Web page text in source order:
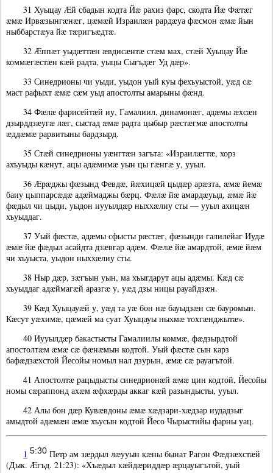
31 Хуыцау Æй сбадын кодта Йæ рахиз фарс, скодта Йæ Фæтæг
æмæ Ирвæзынгæнæг, цæмæй Израилæн рардæуа фæсмон æмæ йын
ныббарстæуа йæ тæригъæдтæ.
32 Æппæт уыдæттæн æвдисæнтæ стæм мах, стæй Хуыцау Йæ
коммæгæстæн кæй радта, уыцы Сыгъдæг Уд дæр».
33 Синедрионы чи уыди, уыдон уый куы фехъуыстой, уæд сæ
маст рафыхт æмæ сæм уыд апостолты амарыны фæнд.
34 Фæлæ фарисейтæй иу, Гамалиил, динамонæг, адæмы æхсæн
дзырддзæугæ лæг, сыстад æмæ радта цыбыр рæстæгмæ апостолты
æддæмæ рарвитыны бардзырд.
35 Стæй синедрионы уæнгтæн загъта: «Израилæгтæ, хорз
ахъуыды кæнут, ацы адæмимæ уын цы гæнгæ у, ууыл.
36 Æрæджы фæзынд Февдæ, йæхицæй цыдæр арæзта, æмæ йемæ
баиу цыппарсæдæ адæймаджы бæрц. Фæлæ йæ амардæуыд, æмæ йæ
фæдыл чи цыди, уыдон иууылдæр ныххæлиу сты — ууыл ахицæн
хъуыддаг.
37 Уый фæстæ, адæмы сфысты рæстæг, фæзынди галилейаг Иудæ
æмæ йæ фæдыл асайдта дзæвгар адæм. Фæлæ йæ амардтой, æмæ йæм
чи хъуыста, уыдон ныххæлиу сты.
38 Ныр дæр, зæгъын уын, ма хъыгдарут ацы адæмы. Кæд сæ
хъуыддаг адæймагæй аразгæ у, уæд дзы ницы рауайдзæн.
39 Кæд Хуыцауæй у, уæд та уæ бон нæ бауыдзæн сæ бауромын.
Кæсут уæхимæ, цæмæй ма суат Хуыцауы ныхмæ тохгæнджытæ».
40 Иууылдæр бакастысты Гамалиилы коммæ, фæдзырдтой
апостолтæм æмæ сæ фæнæмын кодтой. Уый фæстæ сын карз
бафæдзæхстой Йесойы номыл нал дзурын, æмæ сæ рауагътой.
41 Апостолтæ рацыдысты синедрионæй æмæ цин кодтой, Йесойы
номы сæраппонд ахæм æфхæрды аккаг кæй разындысты, ууыл.
42 Алы бон дæр Кувæвдоны æмæ хæдзари-хæдзар иудадзыг
амыдтой адæмæн æмæ хъусын кодтой Йесо Чырыстийы фарны уац.
1 5:30 Петр ам зæрдыл лæууын кæны бынат Рагон Фæдзæхстæй
(Дык. Æгъд. 21:23): «Хъæдыл кæйдæриддæр æрцауыгътой, уый